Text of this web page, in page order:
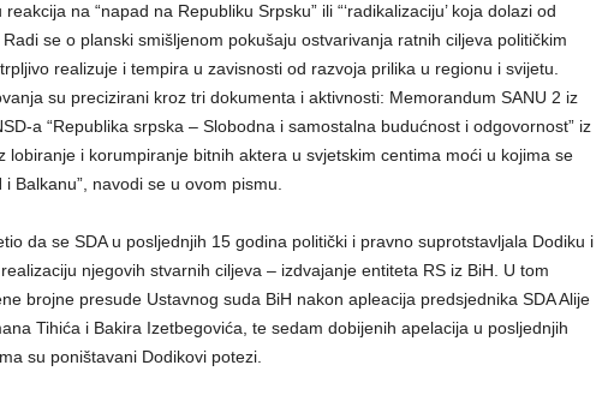
na “napad na Republiku Srpsku” ili “‘radikalizaciju’ koja dolazi od
Radi se o planski smišljenom pokušaju ostvarivanja ratnih ciljeva političkim
realizuje i tempira u zavisnosti od razvoja prilika u regionu i svijetu.
su precizirani kroz tri dokumenta i aktivnosti: Memorandum SANU 2 iz
a “Republika srpska – Slobodna i samostalna budućnost i odgovornost” iz
lobiranje i korumpiranje bitnih aktera u svjetskim centima moći u kojima se
Balkanu”, navodi se u ovom pismu.
da se SDA u posljednjih 15 godina politički i pravno suprotstavljala Dodiku i
njegovih stvarnih ciljeva – izdvajanje entiteta RS iz BiH. U tom
brojne presude Ustavnog suda BiH nakon apleacija predsjednika SDA Alije
Tihića i Bakira Izetbegovića, te sedam dobijenih apelacija u posljednjih
su poništavani Dodikovi potezi.